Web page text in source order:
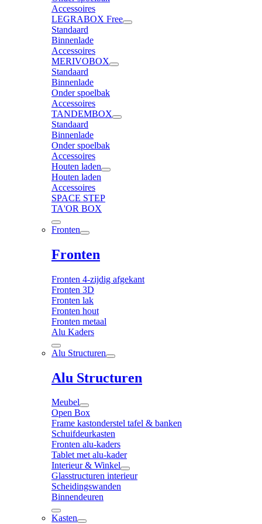
Accessoires
LEGRABOX Free
Standaard
Binnenlade
Accessoires
MERIVOBOX
Standaard
Binnenlade
Onder spoelbak
Accessoires
TANDEMBOX
Standaard
Binnenlade
Onder spoelbak
Accessoires
Houten laden
Houten laden
Accessoires
SPACE STEP
TA'OR BOX
Fronten
Fronten
Fronten 4-zijdig afgekant
Fronten 3D
Fronten lak
Fronten hout
Fronten metaal
Alu Kaders
Alu Structuren
Alu Structuren
Meubel
Open Box
Frame kastonderstel tafel & banken
Schuifdeurkasten
Fronten alu-kaders
Tablet met alu-kader
Interieur & Winkel
Glasstructuren interieur
Scheidingswanden
Binnendeuren
Kasten